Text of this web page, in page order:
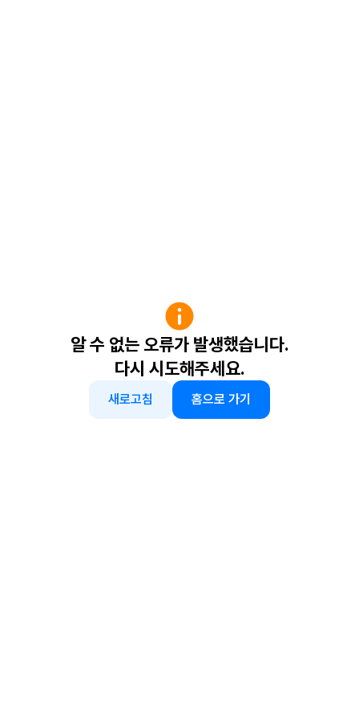
알 수 없는 오류가 발생했습니다.
다시 시도해주세요.
새로고침 홈으로 가기